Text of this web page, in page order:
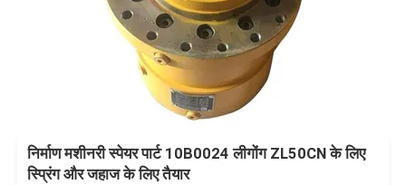
निर्माण मशीनरी स्पेयर पार्ट 10B0024 लीगोंग ZL50CN के लिए
स्प्रिंग और जहाज के लिए तैयार